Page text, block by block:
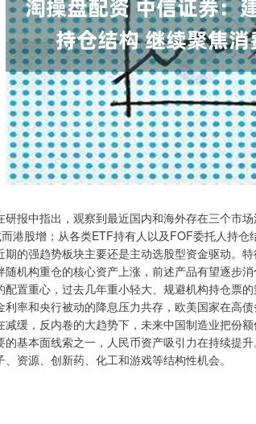
中指出，观察到最近国内和海外存在三个市
港股增；从各类ETF持有人以及FOF委托人持
期的强趋势板块主要还是主动选股型资金驱动。
随机构重仓的核心资产上涨，前述产品有望逐步
配置重心，过去几年重小轻大、规避机构持仓票
利率和央行被动的降息压力共存，欧美国家在高
减缓，反内卷的大趋势下，未来中国制造业把份
的基本面线索之一，人民币资产吸引力在持续提
资源、创新药、化工和游戏等结构性机会。